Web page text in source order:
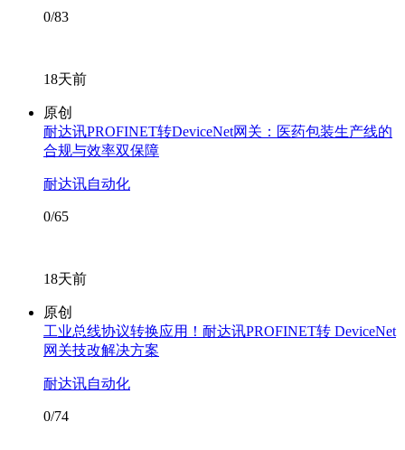
0/83
18天前
原创
耐达讯PROFINET转DeviceNet网关：医药包装生产线的
合规与效率双保障
耐达讯自动化
0/65
18天前
原创
工业总线协议转换应用！耐达讯PROFINET转 DeviceNet
网关技改解决方案
耐达讯自动化
0/74